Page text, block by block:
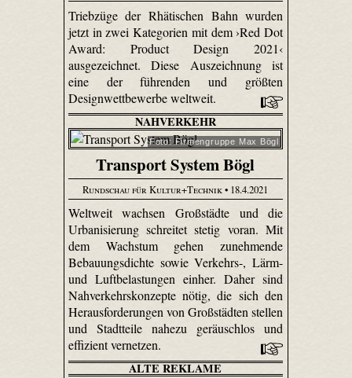
Triebzüge der Rhätischen Bahn wurden
jetzt in zwei Kategorien mit dem ›Red Dot
Award: Product Design 2021‹
ausgezeichnet. Diese Auszeichnung ist
eine der führenden und größten
Designwettbewerbe weltweit.
NAHVERKEHR
Foto: Firmengruppe Max Bögl
Transport System Bögl
Rundschau für Kultur+Technik• 18.4.2021
Weltweit wachsen Großstädte und die
Urbanisierung schreitet stetig voran. Mit
dem Wachstum gehen zunehmende
Bebauungsdichte sowie Verkehrs-, Lärm-
und Luftbelastungen einher. Daher sind
Nahverkehrskonzepte nötig, die sich den
Herausforderungen von Großstädten stellen
und Stadtteile nahezu geräuschlos und
effizient vernetzen.
ALTE REKLAME